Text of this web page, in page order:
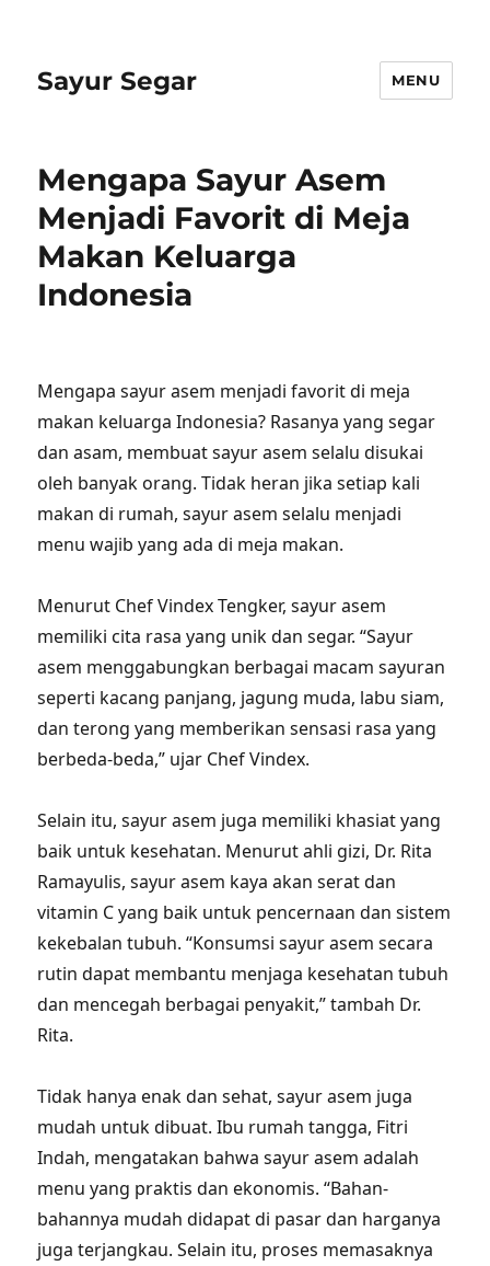
Sayur Segar MENU
Mengapa Sayur Asem
Menjadi Favorit di Meja
Makan Keluarga
Indonesia
Mengapa sayur asem menjadi favorit di meja
makan keluarga Indonesia? Rasanya yang segar
dan asam, membuat sayur asem selalu disukai
oleh banyak orang. Tidak heran jika setiap kali
makan di rumah, sayur asem selalu menjadi
menu wajib yang ada di meja makan.
Menurut Chef Vindex Tengker, sayur asem
memiliki cita rasa yang unik dan segar. “Sayur
asem menggabungkan berbagai macam sayuran
seperti kacang panjang, jagung muda, labu siam,
dan terong yang memberikan sensasi rasa yang
berbeda-beda,” ujar Chef Vindex.
Selain itu, sayur asem juga memiliki khasiat yang
baik untuk kesehatan. Menurut ahli gizi, Dr. Rita
Ramayulis, sayur asem kaya akan serat dan
vitamin C yang baik untuk pencernaan dan sistem
kekebalan tubuh. “Konsumsi sayur asem secara
rutin dapat membantu menjaga kesehatan tubuh
dan mencegah berbagai penyakit,” tambah Dr.
Rita.
Tidak hanya enak dan sehat, sayur asem juga
mudah untuk dibuat. Ibu rumah tangga, Fitri
Indah, mengatakan bahwa sayur asem adalah
menu yang praktis dan ekonomis. “Bahan-
bahannya mudah didapat di pasar dan harganya
juga terjangkau. Selain itu, proses memasaknya